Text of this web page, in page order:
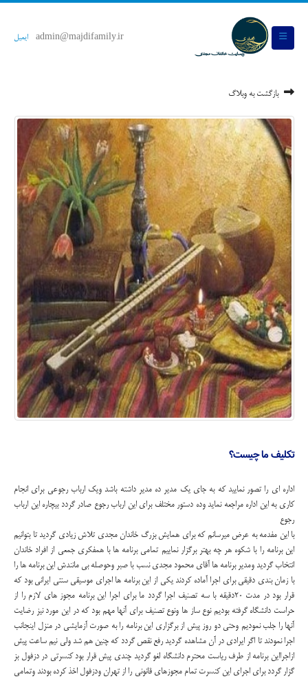
admin@majdifamily.ir ایمیل
بازگشت به وبلاگ
تکلیف ما چیست؟
اداره ای را تصور نمایید که به جای یک مدیر ده مدیر داشته باشد ویک ارباب رجوعی برای انجام
کاری به این اداره مراجعه نماید وده دستور مختلف برای این ارباب رجوع صادر گردد بیچاره این ارباب
رجوع
با این مفدمه به عرض میرسانم که برای همایش بزرگ خاندان مجدی تلاش زیادی گردید تا بتوانیم
این برنامه را با شکوه هر چه بهتر برگزار نماییم تمامی برنامه ها با همفکری جمعی از افراد خاندان
انتخاب گردید ومدیر برنامه ها آقای محمود مجدی نسب با صبر وحوصله بی مانندش این برنامه ها را
با زمان بندی دقیقی برای اجرا آماده کردند یکی از این برنامه ها اجرای موسیقی سنتی ایرانی بود که
قرار بود در مدت 20دقیقه با سه تصنیف اجرا گردد ما برای اجرا این برنامه مجوز های لازم را از
حراست دانشگاه گرفته بودیم نوع ساز ها ونوع تصنیف برای آنها مهم بود که در این مورد نیز رضایت
آنها را جلب نمودیم وحتی دو روز پیش از برگزاری این برنامه را به صورت آزمایشی در منزل اینجانب
اجرا نمودند تا اگر ایرادی در آن مشاهده گردید رفع نقص گردد که چنین هم شد ولی نیم ساعت پیش
ازاجرااین برنامه از طرف ریاست محترم دانشگاه لغو گردید چندی پیش قرار بود کنسرتی در دزفول بز
گزار گردد برای اجرای این کنسرت تمام مجوزهای قانونی را از تهران ودزفول اخذ کرده بودند وتمامی